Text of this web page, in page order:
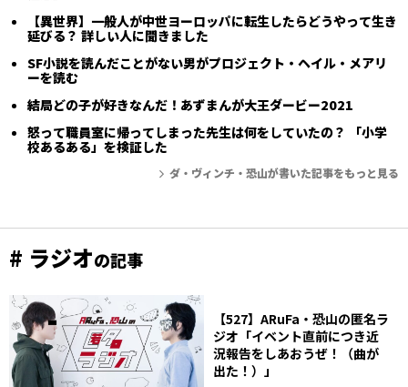
【異世界】一般人が中世ヨーロッパに転生したらどうやって生き
延びる？ 詳しい人に聞きました
SF小説を読んだことがない男がプロジェクト・ヘイル・メアリ
ーを読む
結局どの子が好きなんだ！あずまんが大王ダービー2021
怒って職員室に帰ってしまった先生は何をしていたの？ 「小学
校あるある」を検証した
ダ・ヴィンチ・恐山が書いた記事をもっと見る
# ラジオの記事
【527】ARuFa・恐山の匿名ラ
ジオ「イベント直前につき近
況報告をしあおうぜ！（曲が
出た！）」